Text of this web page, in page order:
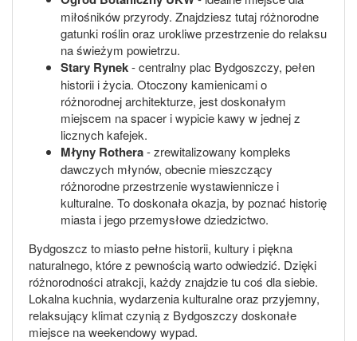
miłośników przyrody. Znajdziesz tutaj różnorodne
gatunki roślin oraz urokliwe przestrzenie do relaksu
na świeżym powietrzu.
Stary Rynek- centralny plac Bydgoszczy, pełen
historii i życia. Otoczony kamienicami o
różnorodnej architekturze, jest doskonałym
miejscem na spacer i wypicie kawy w jednej z
licznych kafejek.
Młyny Rothera- zrewitalizowany kompleks
dawczych młynów, obecnie mieszczący
różnorodne przestrzenie wystawiennicze i
kulturalne. To doskonała okazja, by poznać historię
miasta i jego przemysłowe dziedzictwo.
Bydgoszcz to miasto pełne historii, kultury i piękna
naturalnego, które z pewnością warto odwiedzić. Dzięki
różnorodności atrakcji, każdy znajdzie tu coś dla siebie.
Lokalna kuchnia, wydarzenia kulturalne oraz przyjemny,
relaksujący klimat czynią z Bydgoszczy doskonałe
miejsce na weekendowy wypad.